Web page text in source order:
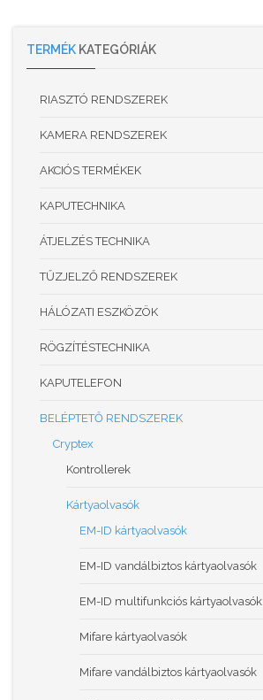
TERMÉK KATEGÓRIÁK
RIASZTÓ RENDSZEREK
KAMERA RENDSZEREK
AKCIÓS TERMÉKEK
KAPUTECHNIKA
ÁTJELZÉS TECHNIKA
TŰZJELZŐ RENDSZEREK
HÁLÓZATI ESZKÖZÖK
RÖGZÍTÉSTECHNIKA
KAPUTELEFON
BELÉPTETŐ RENDSZEREK
Cryptex
Kontrollerek
Kártyaolvasók
EM-ID kártyaolvasók
EM-ID vandálbiztos kártyaolvasók
EM-ID multifunkciós kártyaolvasók
Mifare kártyaolvasók
Mifare vandálbiztos kártyaolvasók